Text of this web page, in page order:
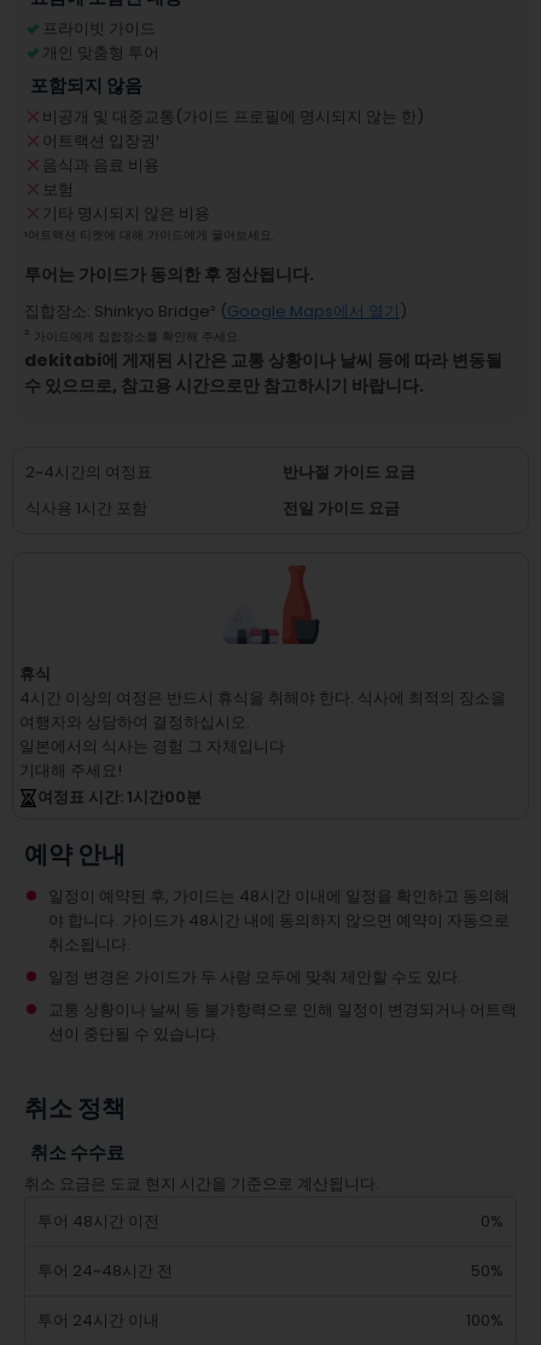
프라이빗 가이드
개인 맞춤형 투어
포함되지 않음
비공개 및 대중교통(가이드 프로필에 명시되지 않는 한)
어트랙션 입장권¹
음식과 음료 비용
보험
기타 명시되지 않은 비용
¹어트랙션 티켓에 대해 가이드에게 물어보세요.
투어는 가이드가 동의한 후 정산됩니다.
집합장소: Shinkyo Bridge² (Google Maps에서 열기)
² 가이드에게 집합장소를 확인해 주세요.
dekitabi에 게재된 시간은 교통 상황이나 날씨 등에 따라 변동될
수 있으므로, 참고용 시간으로만 참고하시기 바랍니다.
2~4시간의 여정표
반나절 가이드 요금
식사용 1시간 포함
전일 가이드 요금
휴식
4시간 이상의 여정은 반드시 휴식을 취해야 한다. 식사에 최적의 장소을
여행자와 상담하여 결정하십시오.
일본에서의 식사는 경험 그 자체입니다
기대해 주세요!
여정표 시간: 1시간00분
예약 안내
일정이 예약된 후, 가이드는 48시간 이내에 일정을 확인하고 동의해
야 합니다. 가이드가 48시간 내에 동의하지 않으면 예약이 자동으로
취소됩니다.
일정 변경은 가이드가 두 사람 모두에 맞춰 제안할 수도 있다.
교통 상황이나 날씨 등 불가항력으로 인해 일정이 변경되거나 어트랙
션이 중단될 수 있습니다.
취소 정책
취소 수수료
취소 요금은 도쿄 현지 시간을 기준으로 계산됩니다.
투어 48시간 이전
0%
투어 24~48시간 전 50%
투어 24시간 이내
100%